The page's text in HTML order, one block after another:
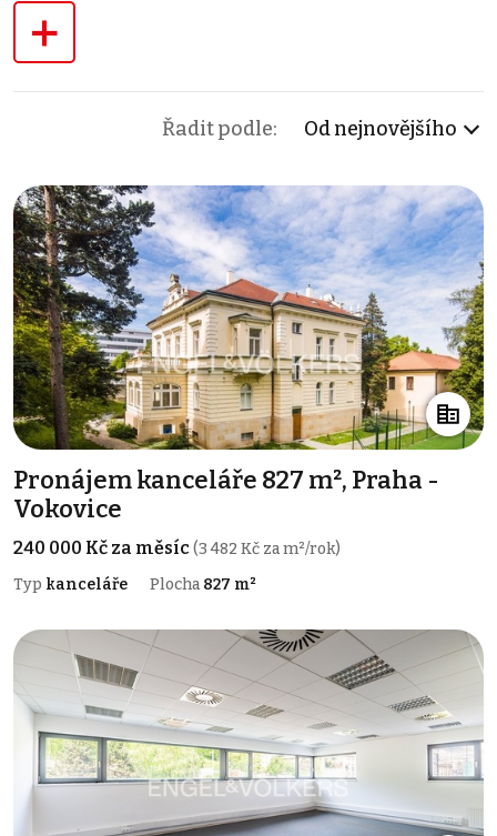
+
Řadit podle: Od nejnovějšího
Pronájem kanceláře 827 m², Praha -
Vokovice
240 000 Kč za měsíc(3 482 Kč za m²/rok)
Typ kanceláře Plocha 827 m²